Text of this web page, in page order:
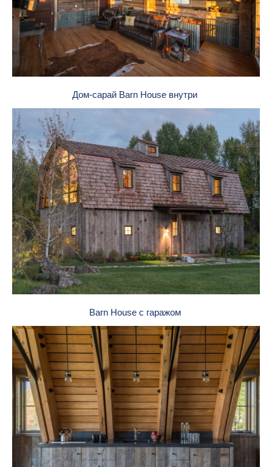
Дом-сарай Barn House внутри
Barn House с гаражом